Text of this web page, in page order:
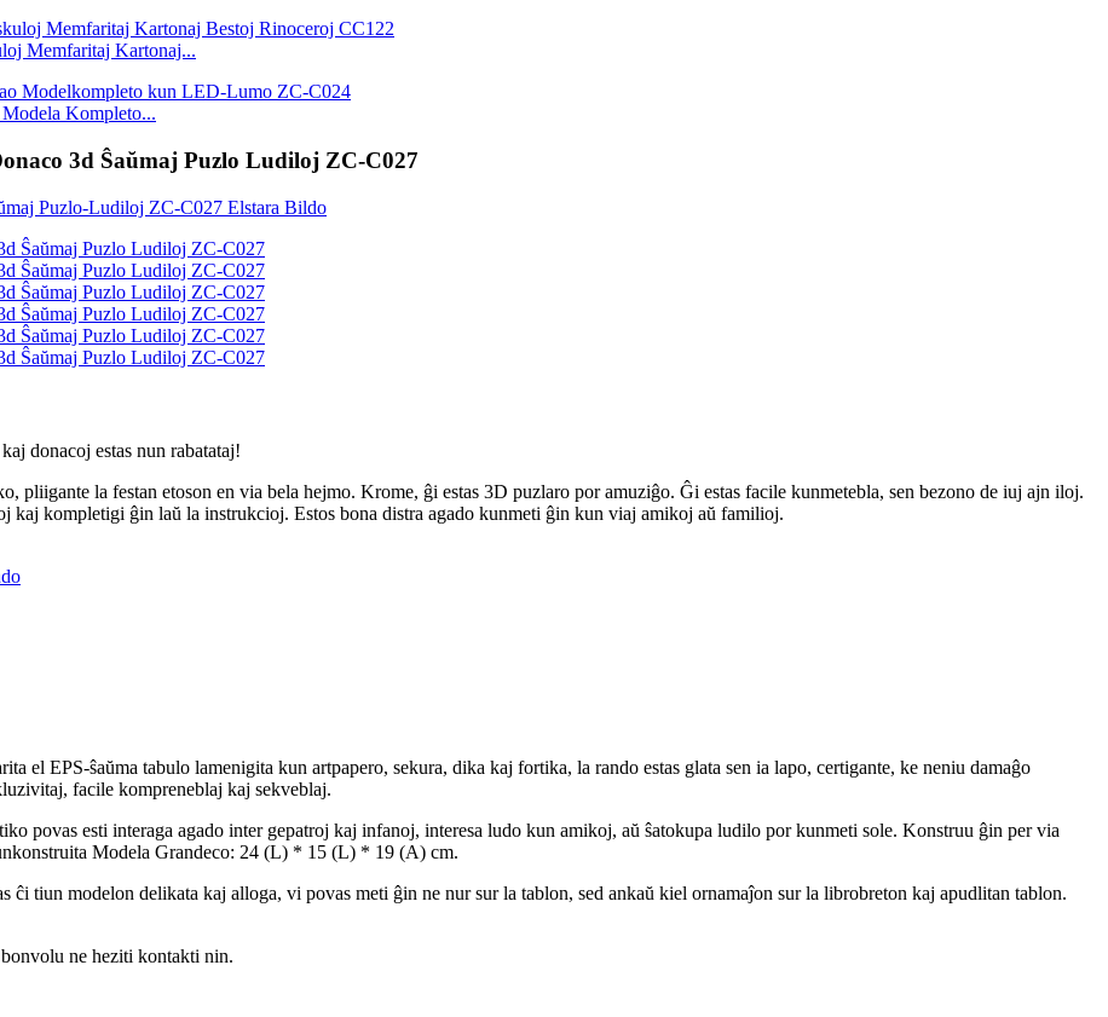
Memfaritaj Kartonaj...
Kompleto...
3d Ŝaŭmaj Puzlo Ludiloj ZC-C027
donacoj estas nun rabatataj!
pliigante la festan etoson en via bela hejmo. Krome, ĝi estas 3D puzlaro por amuziĝo. Ĝi estas facile kunmetebla, sen bezono de iuj ajn iloj.
kaj kompletigi ĝin laŭ la instrukcioj. Estos bona distra agado kunmeti ĝin kun viaj amikoj aŭ familioj.
el EPS-ŝaŭma tabulo lamenigita kun artpapero, sekura, dika kaj fortika, la rando estas glata sen ia lapo, certigante, ke neniu damaĝo
facile kompreneblaj kaj sekveblaj.
povas esti interaga agado inter gepatroj kaj infanoj, interesa ludo kun amikoj, aŭ ŝatokupa ludilo por kunmeti sole. Konstruu ĝin per via
Modela Grandeco: 24 (L) * 15 (L) * 19 (A) cm.
tiun modelon delikata kaj alloga, vi povas meti ĝin ne nur sur la tablon, sed ankaŭ kiel ornamaĵon sur la librobreton kaj apudlitan tablon.
ne heziti kontakti nin.